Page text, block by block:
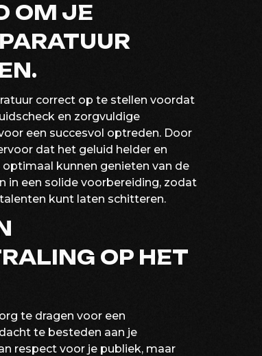
OM JE
correct op te stellen voordat
en zorgvuldige
een succesvol optreden. Door
dat het geluid helder en
kunnen genieten van de
in een solide voorbereiding, zodat
kunt laten schitteren.
OP HET
te dragen voor een
te besteden aan je
respect voor je publiek, maar